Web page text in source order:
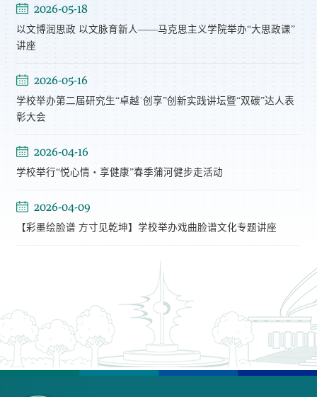
2026-05-18
以文博润思政 以文脉育新人——马克思主义学院举办“大思政课”
讲座
2026-05-16
学校举办第二届研究生“卓越˙创享”创新实践讲坛暨“双碳”达人表
彰大会
2026-04-16
学校举行“悦心情・享健康”春季蒲河健步走活动
2026-04-09
【彩墨绘脸谱 方寸见乾坤】学校举办戏曲脸谱文化专题讲座